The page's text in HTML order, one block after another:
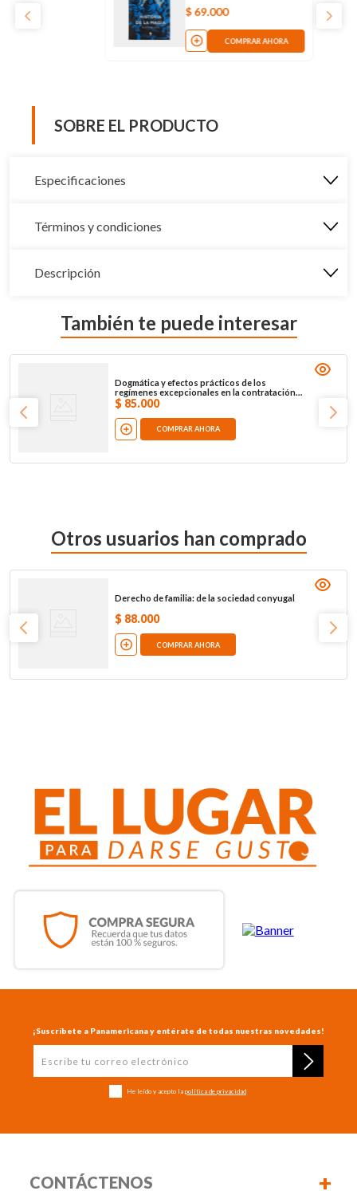
000
COMPRAR AHORA
SOBRE EL PRODUCTO
Especificaciones
Términos y condiciones
Descripción
También te puede interesar
Dogmática y efectos prácticos de los
regímenes excepcionales en la contratación
pública en Colombia
$ 85.000
COMPRAR AHORA
Otros usuarios han comprado
Derecho de familia: de la sociedad conyugal
$ 88.000
COMPRAR AHORA
¡Suscríbete a Panamericana y entérate de todas nuestras novedades!
He leído y acepto la política de privacidad
CONTÁCTENOS +